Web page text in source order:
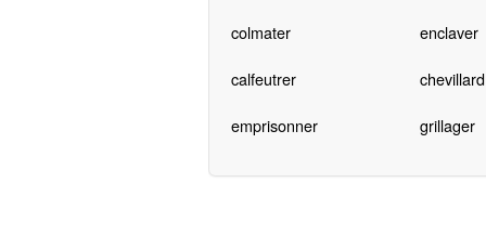
colmater enclaver
calfeutrer chevillard
emprisonner grillager